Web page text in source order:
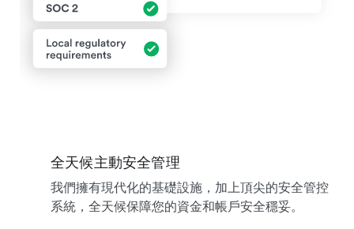
全天候主動安全管理
我們擁有現代化的基礎設施，加上頂尖的安全管控
系統，全天候保障您的資金和帳戶安全穩妥。